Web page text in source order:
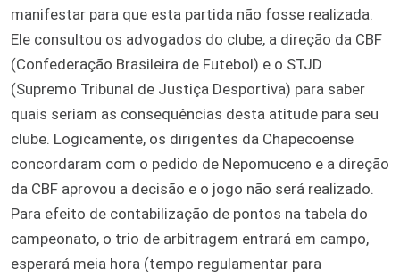
manifestar para que esta partida não fosse realizada.
Ele consultou os advogados do clube, a direção da CBF
(Confederação Brasileira de Futebol) e o STJD
(Supremo Tribunal de Justiça Desportiva) para saber
quais seriam as consequências desta atitude para seu
clube. Logicamente, os dirigentes da Chapecoense
concordaram com o pedido de Nepomuceno e a direção
da CBF aprovou a decisão e o jogo não será realizado.
Para efeito de contabilização de pontos na tabela do
campeonato, o trio de arbitragem entrará em campo,
esperará meia hora (tempo regulamentar para